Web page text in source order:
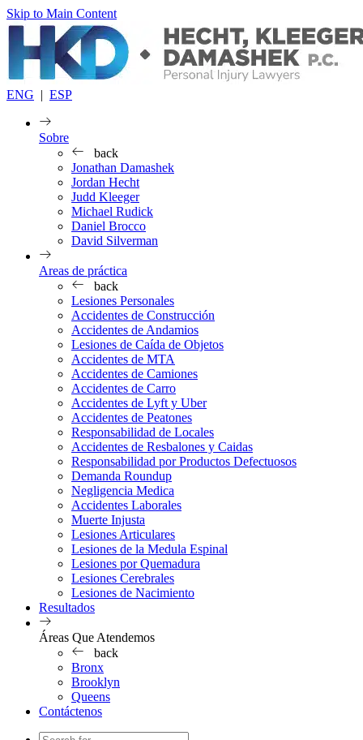
Skip to Main Content
ENG | ESP
Sobre
back
Jonathan Damashek
Jordan Hecht
Judd Kleeger
Michael Rudick
Daniel Brocco
David Silverman
Areas de práctica
back
Lesiones Personales
Accidentes de Construcción
Accidentes de Andamios
Lesiones de Caída de Objetos
Accidentes de MTA
Accidentes de Camiones
Accidentes de Carro
Accidentes de Lyft y Uber
Accidentes de Peatones
Responsabilidad de Locales
Accidentes de Resbalones y Caidas
Responsabilidad por Productos Defectuosos
Demanda Roundup
Negligencia Medica
Accidentes Laborales
Muerte Injusta
Lesiones Articulares
Lesiones de la Medula Espinal
Lesiones por Quemadura
Lesiones Cerebrales
Lesiones de Nacimiento
Resultados
Áreas Que Atendemos
back
Bronx
Brooklyn
Queens
Contáctenos